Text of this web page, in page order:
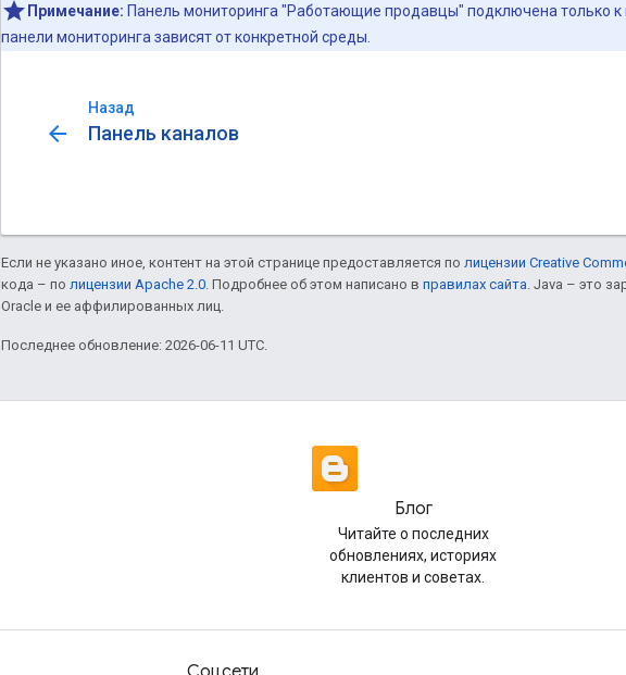
Примечание: Панель мониторинга "Работающие продавцы" подключена только к
панели мониторинга зависят от конкретной среды.
Назад
arrow_back Панель каналов
Если не указано иное, контент на этой странице предоставляется по лицензии Creative
кода – по лицензии Apache 2.0 . Подробнее об этом написано в правилах сайта . Java – это
Oracle и ее аффилированных лиц.
Последнее обновление: 2026-06-11 UTC.
Блог
Читайте о последних
обновлениях, историях
клиентов и советах.